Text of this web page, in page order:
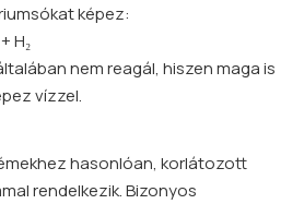
képez:
H₂
nem reagál, hiszen maga is
vízzel.
hasonlóan, korlátozott
rendelkezik. Bizonyos